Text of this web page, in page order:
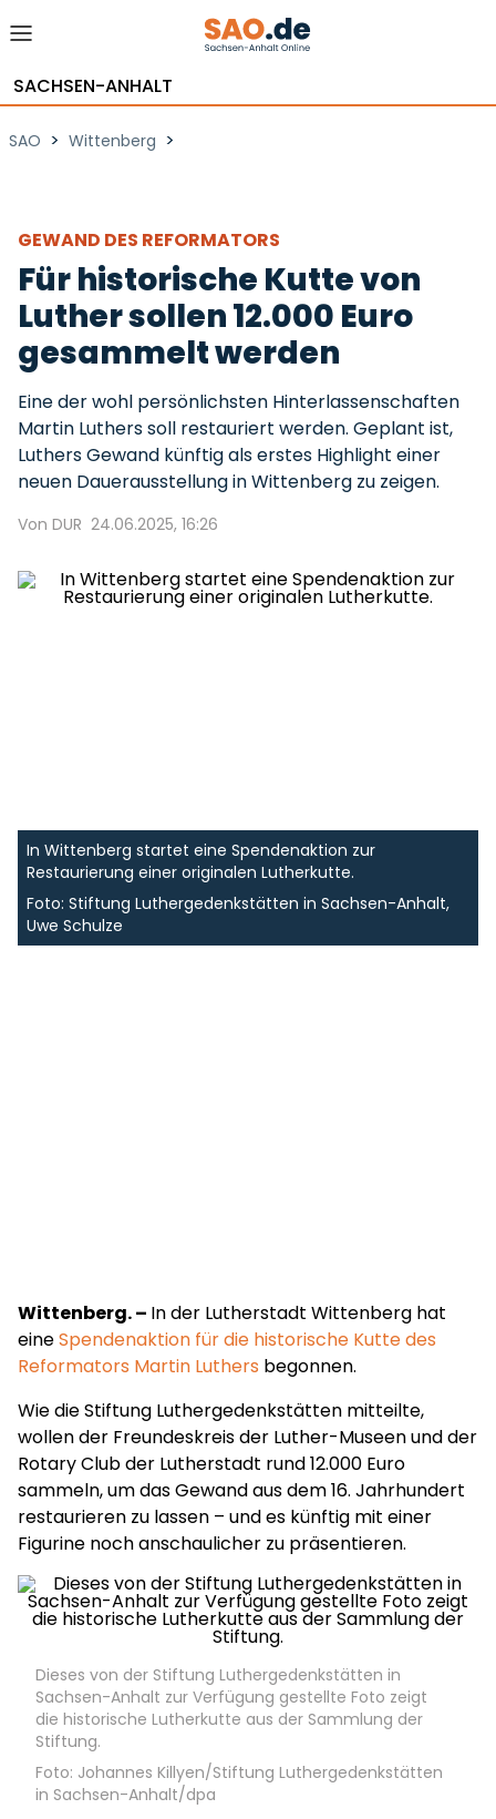
SACHSEN-ANHALT
SAO > Wittenberg >
GEWAND DES REFORMATORS
Für historische Kutte von
Luther sollen 12.000 Euro
gesammelt werden
Eine der wohl persönlichsten Hinterlassenschaften
Martin Luthers soll restauriert werden. Geplant ist,
Luthers Gewand künftig als erstes Highlight einer
neuen Dauerausstellung in Wittenberg zu zeigen.
Von DUR 24.06.2025, 16:26
In Wittenberg startet eine Spendenaktion zur
Restaurierung einer originalen Lutherkutte.
Foto: Stiftung Luthergedenkstätten in Sachsen-Anhalt,
Uwe Schulze
Wittenberg. – In der Lutherstadt Wittenberg hat
eineSpendenaktion für die historische Kutte des
Reformators Martin Luthers begonnen.
Wie die Stiftung Luthergedenkstätten mitteilte,
wollen der Freundeskreis der Luther-Museen und der
Rotary Club der Lutherstadt rund 12.000 Euro
sammeln, um das Gewand aus dem 16. Jahrhundert
restaurieren zu lassen – und es künftig mit einer
Figurine noch anschaulicher zu präsentieren.
Dieses von der Stiftung Luthergedenkstätten in
Sachsen-Anhalt zur Verfügung gestellte Foto zeigt
die historische Lutherkutte aus der Sammlung der
Stiftung.
Foto: Johannes Killyen/Stiftung Luthergedenkstätten
in Sachsen-Anhalt/dpa